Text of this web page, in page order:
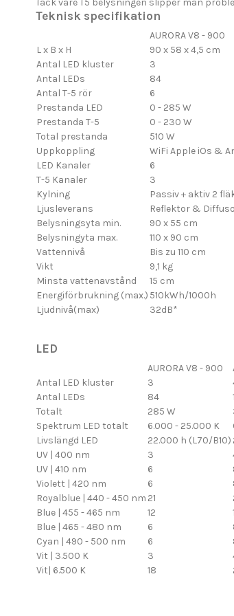
Teknisk specifikation
AURORA V8 - 900
L x B x H
90 x 58 x 4,5 cm
Antal LED kluster
3
Antal LEDs
84
Antal T-5 rör
6
Prestanda LED
0 - 285 W
Prestanda T-5
0 - 230 W
Total prestanda
510 W
Uppkoppling
WiFi Apple iOs &
LED Kanaler
6
T-5 Kanaler
3
Kylning
Passiv + aktiv 2
Ljusleverans
Reflektor &
Belysningsyta min.
90 x 55 cm
Belysningyta max.
110 x 90 cm
Vattennivå
Bis zu 110 cm
Vikt
9,1 kg
Minsta vattenavstånd
15 cm
Energiförbrukning (max.) 510kWh/1000h
Ljudnivå(max)
32dB*
LED
AURORA V8 - 900
Antal LED kluster
3
Antal LEDs
84
Totalt
285 W
Spektrum LED totalt
6.000 - 25.000 K
Livslängd LED
22.000 h (L70/B10)
UV | 400 nm
3
UV | 410 nm
6
Violett | 420 nm
6
Royalblue | 440 - 450 nm 21
Blue | 455 - 465 nm
12
Blue | 465 - 480 nm
6
Cyan | 490 - 500 nm
6
Vit | 3.500 K
3
Vit| 6.500 K
18